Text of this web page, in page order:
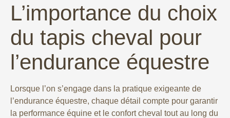
L’importance du choix
du tapis cheval pour
l’endurance équestre
Lorsque l’on s’engage dans la pratique exigeante de
l’endurance équestre, chaque détail compte pour garantir
la performance équine et le confort cheval tout au long du